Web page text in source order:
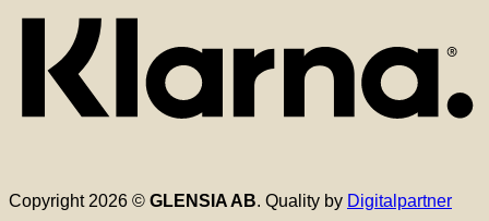
Copyright 2026 © GLENSIA AB. Quality by Digitalpartner